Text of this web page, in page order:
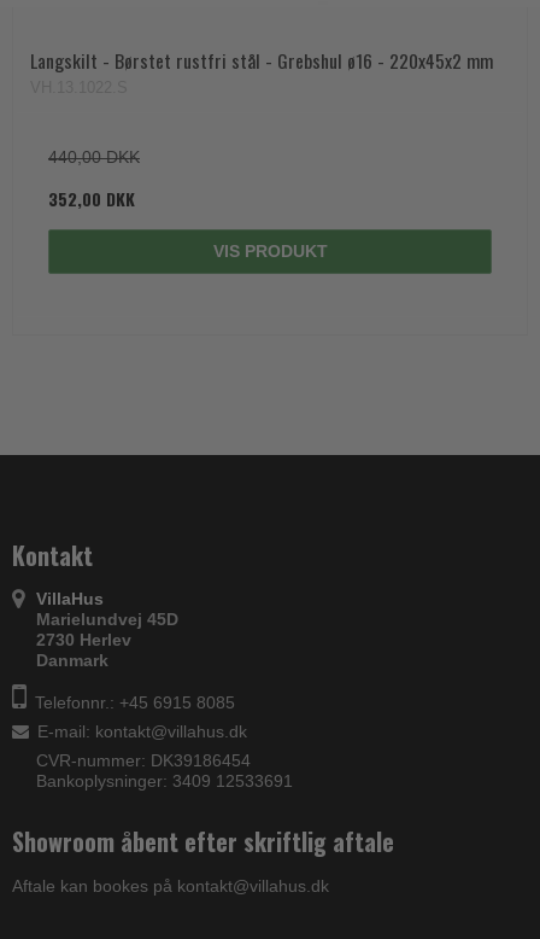
Langskilt - Børstet rustfri stål - Grebshul ø16 - 220x45x2 mm
440,00 DKK
352,00 DKK
VIS PRODUKT
Kontakt
VillaHus
Marielundvej 45D
2730 Herlev
Danmark
Telefonnr.: +45 6915 8085
E-mail: kontakt@villahus.dk
CVR-nummer: DK39186454
Bankoplysninger: 3409 12533691
Showroom åbent efter skriftlig aftale
Aftale kan bookes på kontakt@villahus.dk